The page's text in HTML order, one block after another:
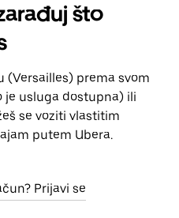
što
(Versailles) prema svom
je usluga dostupna) ili
se voziti vlastitim
putem Ubera.
Prijavi se